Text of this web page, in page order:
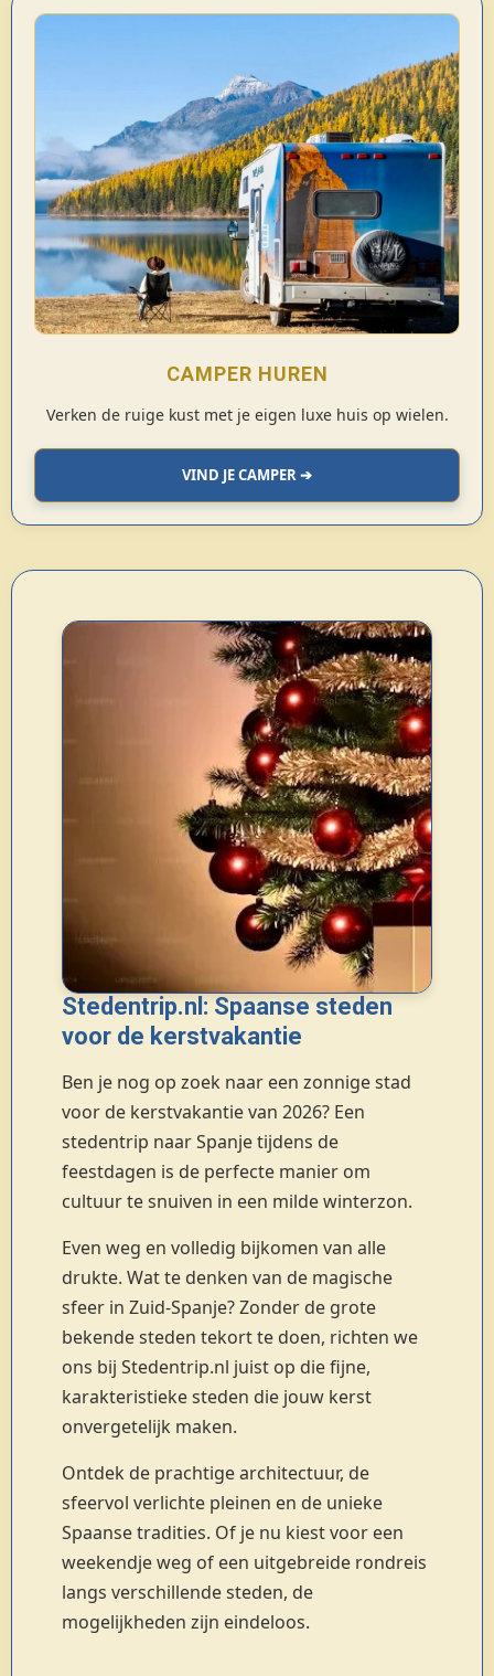
CAMPER HUREN
Verken de ruige kust met je eigen luxe huis op wielen.
VIND JE CAMPER ➔
Stedentrip.nl: Spaanse steden
voor de kerstvakantie
Ben je nog op zoek naar een zonnige stad
voor de kerstvakantie van 2026? Een
stedentrip naar Spanje tijdens de
feestdagen is de perfecte manier om
cultuur te snuiven in een milde winterzon.
Even weg en volledig bijkomen van alle
drukte. Wat te denken van de magische
sfeer in Zuid-Spanje? Zonder de grote
bekende steden tekort te doen, richten we
ons bij Stedentrip.nl juist op die fijne,
karakteristieke steden die jouw kerst
onvergetelijk maken.
Ontdek de prachtige architectuur, de
sfeervol verlichte pleinen en de unieke
Spaanse tradities. Of je nu kiest voor een
weekendje weg of een uitgebreide rondreis
langs verschillende steden, de
mogelijkheden zijn eindeloos.